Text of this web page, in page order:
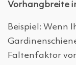
Vorhangbreite
Beispiel: Wenn
Faltenfaktor